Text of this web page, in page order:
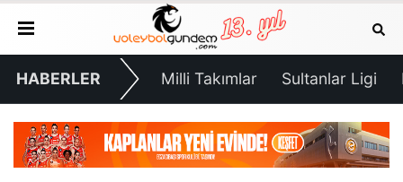
HABERLER Milli Takımlar Sultanlar Ligi